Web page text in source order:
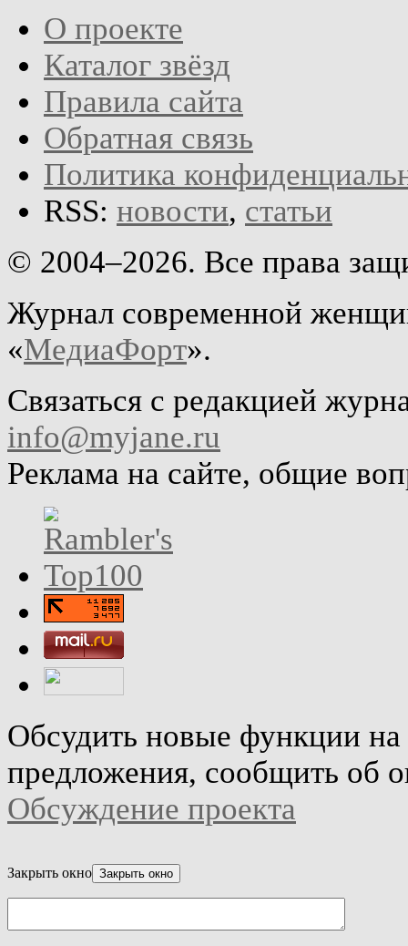
О проекте
Каталог звёзд
Правила сайта
Обратная связь
Политика
RSS: новости, статьи
© 2004–2026. Все права
Журнал современной
«МедиаФорт».
Связаться с редакцией
info@myjane.ru
Реклама на сайте, общие
Обсудить новые функции на
предложения, сообщить об
Обсуждение проекта
Закрыть окно